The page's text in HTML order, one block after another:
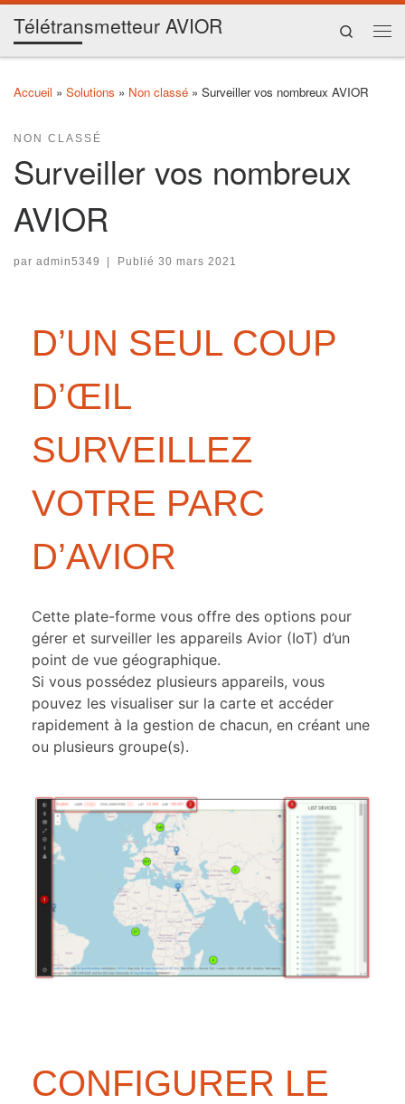
Skip to content
Télétransmetteur AVIOR
Search
Accueil » Solutions » Non classé » Surveiller vos nombreux AVIOR
NON CLASSÉ
Surveiller vos nombreux
AVIOR
par admin5349 | Publié 30 mars 2021
D’UN SEUL COUP
D’ŒIL
SURVEILLEZ
VOTRE PARC
D’AVIOR
Cette plate-forme vous offre des options pour
gérer et surveiller les appareils Avior (IoT) d’un
point de vue géographique.
Si vous possédez plusieurs appareils, vous
pouvez les visualiser sur la carte et accéder
rapidement à la gestion de chacun, en créant une
ou plusieurs groupe(s).
CONFIGURER LE